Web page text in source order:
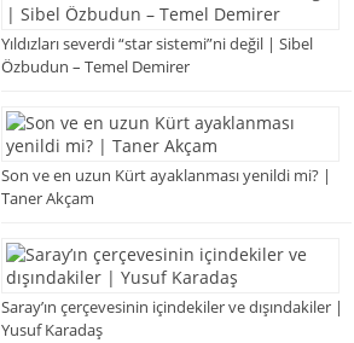
Yıldızları severdi “star sistemi”ni değil | Sibel
Özbudun – Temel Demirer
Son ve en uzun Kürt ayaklanması yenildi mi? |
Taner Akçam
Saray’ın çerçevesinin içindekiler ve dışındakiler |
Yusuf Karadaş